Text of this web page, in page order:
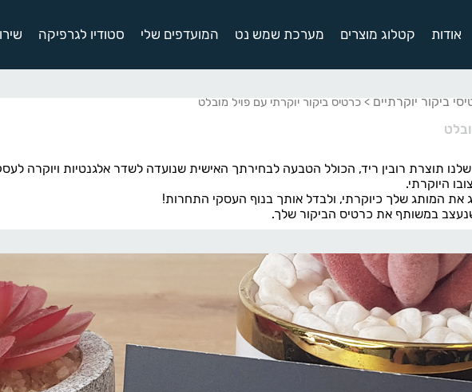
אודות קטלוג מוצרים מערכת שמש נט המועדפים שלי סטודיו לגרפיקה
ביקור יוקרתיים > כרטיס ביקור יוקרתי עם פויל מובלט
תוצרת רובין ריד, הכולל הטבעה לבחירתך האישית שנועדה לשדר אלגנטיות ויוקרה
היוקרתי.
את המותג שלך כיוקרתי, ולבדל אותך בנוף העסקי התחרות!
במשותף את כרטיס הביקור שלך.